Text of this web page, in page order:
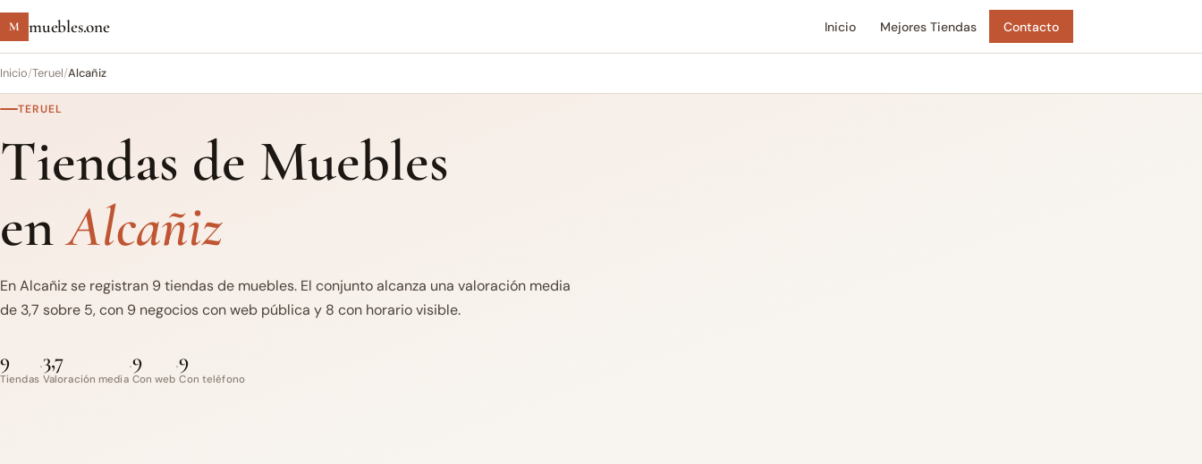
M muebles.one Inicio Mejores Tiendas Contacto
Inicio/Teruel/Alcañiz
TERUEL
Tiendas de Muebles
enAlcañiz
En Alcañiz se registran 9 tiendas de muebles. El conjunto alcanza una valoración media
de 3,7 sobre 5, con 9 negocios con web pública y 8 con horario visible.
9
Tiendas
·3,7
Valoración media
·9
Con web
·9
Con teléfono